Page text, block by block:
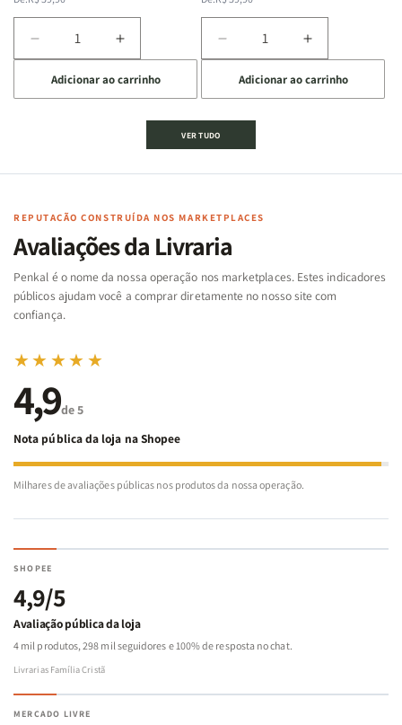
Diminuir
a
quantidade
de
Cartas
Famílias
Bíblia
-
Penkal
Aumentar
a
quantidade
de
Jogo
Cartas
Famílias
da
Bíblia
-
Penkal
Adicionar ao carrinho
Diminuir
a
quantidade
de
Jogo
|
de
Aumentar
a
quantidade
de
|
Adicionar ao carrinho
VER TUDO
REPUTAÇÃO CONSTRUÍDA NOS MARKETPLACES
Avaliações da Livraria
Penkal é o nome da nossa operação nos marketplaces. Estes indicadores
públicos ajudam você a comprar diretamente no nosso site com
confiança.
★★★★★
4,9de 5
Nota pública da loja na Shopee
Milhares de avaliações públicas nos produtos da nossa operação.
SHOPEE
4,9/5
Avaliação pública da loja
4 mil produtos, 298 mil seguidores e 100% de resposta no chat.
Livrarias Família Cristã
MERCADO LIVRE